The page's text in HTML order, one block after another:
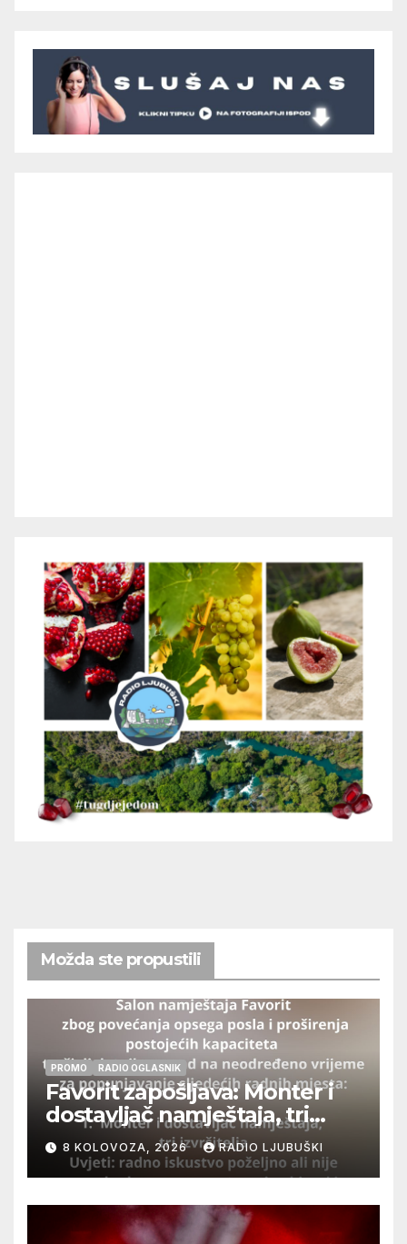
Možda ste propustili
PROMO RADIO OGLASNIK
Favorit zapošljava: Monter i
dostavljač namještaja, tri
izvršitelja
8 KOLOVOZA, 2026 RADIO LJUBUŠKI